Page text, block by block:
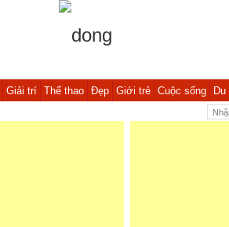
Giải trí Thể thao Đẹp Giới trẻ Cuộc sống